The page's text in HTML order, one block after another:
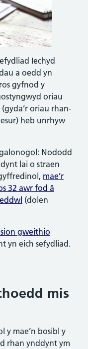
Iechyd
a oedd yn
gyfnod y
oriau
oriau rhan-
heb unrhyw
Nododd
lai o straen
mae’r
32 awr fod â
(dolen
gweithio
yn eich sefydliad.
mis
y mae’n bosibl y
rhan ynddynt ym